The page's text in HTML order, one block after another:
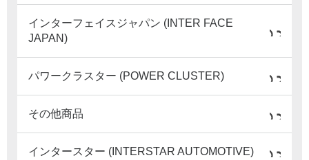
インターフェイスジャパン (INTER FACE
JAPAN)
パワークラスター (POWER CLUSTER)
その他商品
インタースター (INTERSTAR AUTOMOTIVE)